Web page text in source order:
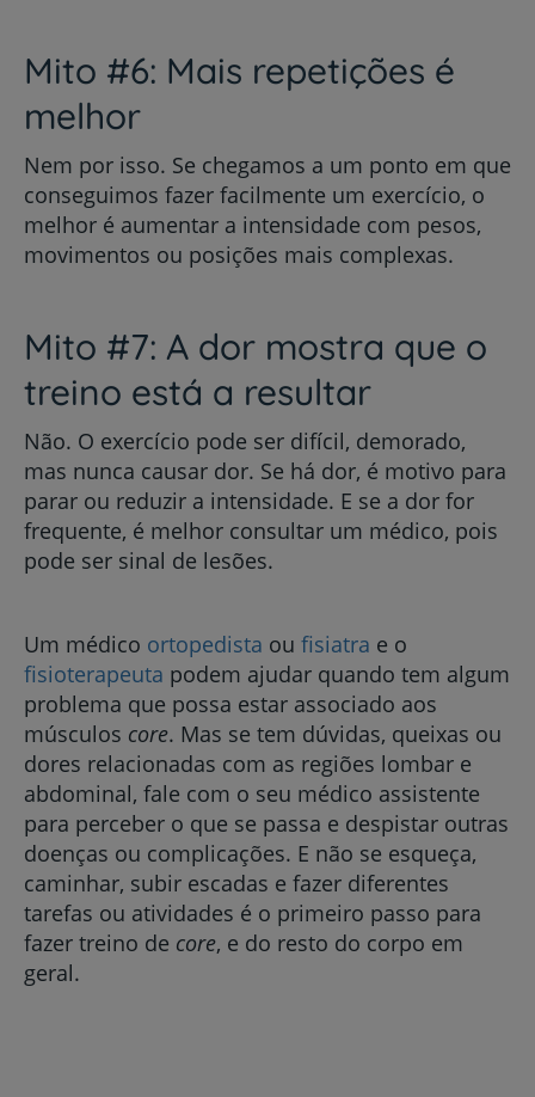
Mito #6: Mais repetições é
melhor
Nem por isso. Se chegamos a um ponto em que
conseguimos fazer facilmente um exercício, o
melhor é aumentar a intensidade com pesos,
movimentos ou posições mais complexas.
Mito #7: A dor mostra que o
treino está a resultar
Não. O exercício pode ser difícil, demorado,
mas nunca causar dor. Se há dor, é motivo para
parar ou reduzir a intensidade. E se a dor for
frequente, é melhor consultar um médico, pois
pode ser sinal de lesões.
Um médico ortopedista ou fisiatra e o
fisioterapeuta podem ajudar quando tem algum
problema que possa estar associado aos
músculos core. Mas se tem dúvidas, queixas ou
dores relacionadas com as regiões lombar e
abdominal, fale com o seu médico assistente
para perceber o que se passa e despistar outras
doenças ou complicações. E não se esqueça,
caminhar, subir escadas e fazer diferentes
tarefas ou atividades é o primeiro passo para
fazer treino de core, e do resto do corpo em
geral.